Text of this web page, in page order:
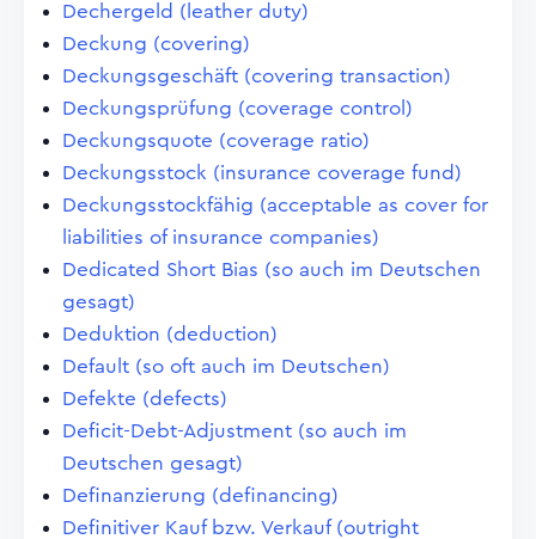
Dechergeld (leather duty)
Deckung (covering)
Deckungsgeschäft (covering transaction)
Deckungsprüfung (coverage control)
Deckungsquote (coverage ratio)
Deckungsstock (insurance coverage fund)
Deckungsstockfähig (acceptable as cover for
liabilities of insurance companies)
Dedicated Short Bias (so auch im Deutschen
gesagt)
Deduktion (deduction)
Default (so oft auch im Deutschen)
Defekte (defects)
Deficit-Debt-Adjustment (so auch im
Deutschen gesagt)
Definanzierung (definancing)
Definitiver Kauf bzw. Verkauf (outright